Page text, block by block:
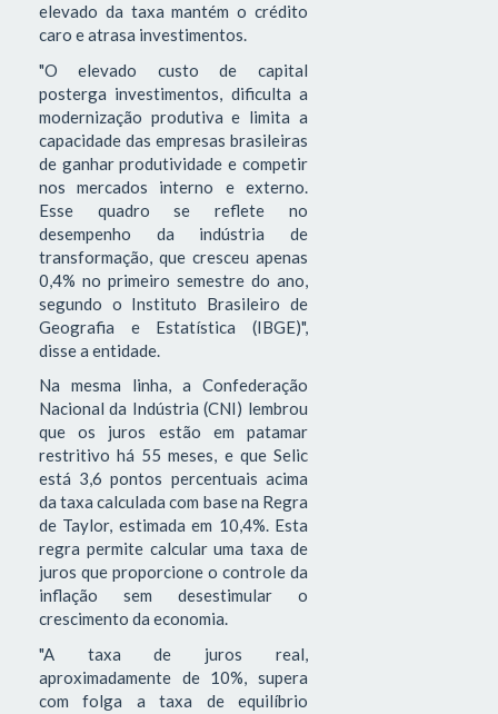
elevado da taxa mantém o crédito
caro e atrasa investimentos.
"O elevado custo de capital
posterga investimentos, dificulta a
modernização produtiva e limita a
capacidade das empresas brasileiras
de ganhar produtividade e competir
nos mercados interno e externo.
Esse quadro se reflete no
desempenho da indústria de
transformação, que cresceu apenas
0,4% no primeiro semestre do ano,
segundo o Instituto Brasileiro de
Geografia e Estatística (IBGE)",
disse a entidade.
Na mesma linha, a Confederação
Nacional da Indústria (CNI) lembrou
que os juros estão em patamar
restritivo há 55 meses, e que Selic
está 3,6 pontos percentuais acima
da taxa calculada com base na Regra
de Taylor, estimada em 10,4%. Esta
regra permite calcular uma taxa de
juros que proporcione o controle da
inflação sem desestimular o
crescimento da economia.
"A taxa de juros real,
aproximadamente de 10%, supera
com folga a taxa de equilíbrio